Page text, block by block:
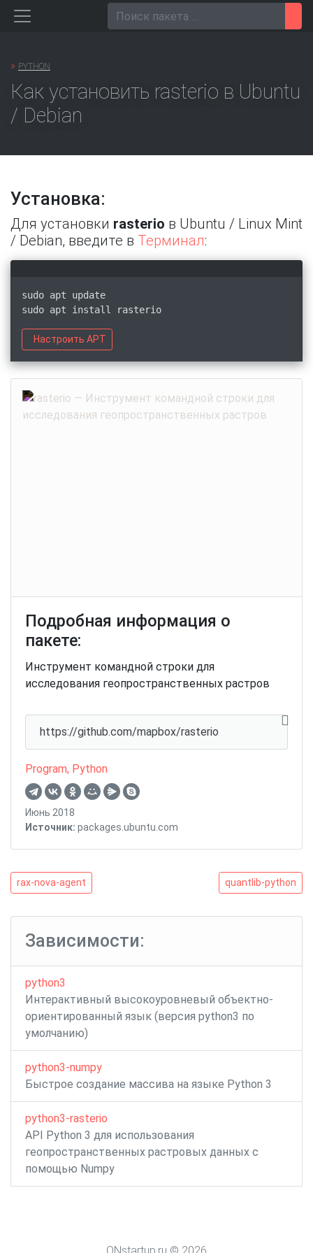
Перейти
» PYTHON
Как установить rasterio в Ubuntu
/ Debian
Установка:
Для установки rasterio в Ubuntu / Linux Mint
/ Debian, введите в Терминал:
sudo apt update
sudo apt install rasterio
Настроить APT
Подробная информация о
пакете:
Инструмент командной строки для
исследования геопространственных растров
https://github.com/mapbox/rasterio
Program, Python
Июнь 2018
Источник: packages.ubuntu.com
Навигация
записям
rax-
nova-
agent
rax-nova-agent
quantlib-
python
quantlib-python
Зависимости:
python3
Интерактивный высокоуровневый объектно-
ориентированный язык (версия python3 по
умолчанию)
python3-numpy
Быстрое создание массива на языке Python 3
python3-rasterio
API Python 3 для использования
геопространственных растровых данных с
помощью Numpy